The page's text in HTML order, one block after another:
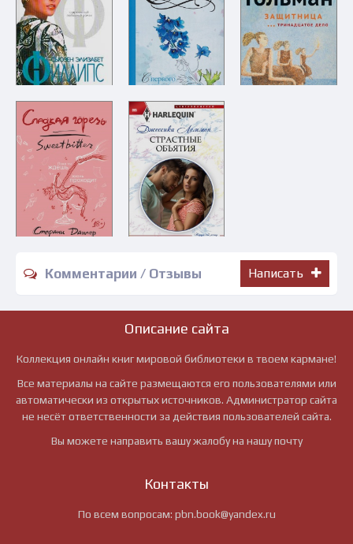
Комментарии / Отзывы Написать
Описание сайта
Коллекция онлайн книг мировой библиотеки в твоем кармане!
Все материалы на сайте размещаются его пользователями или
автоматически из открытых источников. Администратор сайта
не несёт ответственности за действия пользователей сайта.
Вы можете направить вашу жалобу на нашу почту
Контакты
По всем вопросам: pbn.book@yandex.ru